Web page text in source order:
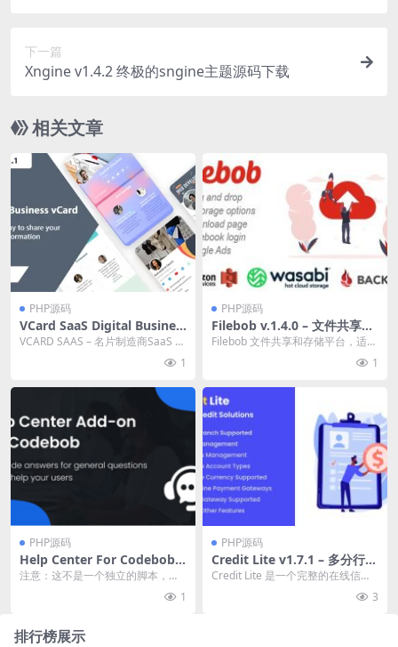
下一篇
Xngine v1.4.2 终极的sngine主题源码下载
相关文章
PHP源码
VCard SaaS Digital Busines
s Card Builder SaaS – Larav
VCARD SAAS – 名片制造商SaaS –
1
PHP源码
Filebob v.1.4.0 – 文件共享与
存储平台下载PHP源码下载
Filebob 文件共享和存储平台，适用
于单个或多个文件。 您可以通过拖
1
PHP源码
Help Center For Codebob v
1.0 PHP源码下载
注意：这不是一个独立的脚本，这
1
PHP源码
Credit Lite v1.7.1 – 多分行贷
款和储蓄管理系统PHP源码下
Credit Lite 是一个完整的在线信贷
解决方案，适用于任何类型的金
3
排行榜展示